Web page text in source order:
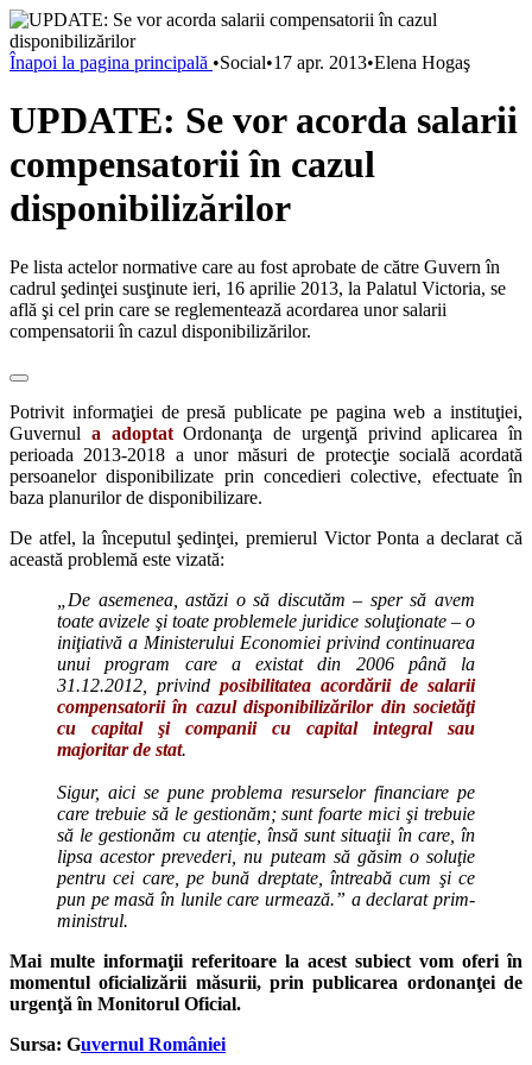
Înapoi la pagina principală •Social•17 apr. 2013•Elena Hogaş
UPDATE: Se vor acorda salarii
compensatorii în cazul
disponibilizărilor
Pe lista actelor normative care au fost aprobate de către Guvern în
cadrul şedinţei susţinute ieri, 16 aprilie 2013, la Palatul Victoria, se
află şi cel prin care se reglementează acordarea unor salarii
compensatorii în cazul disponibilizărilor.
Potrivit informaţiei de presă publicate pe pagina web a instituţiei,
Guvernul a adoptatOrdonanţa de urgenţă privind aplicarea în
perioada 2013-2018 a unor măsuri de protecţie socială acordată
persoanelor disponibilizate prin concedieri colective, efectuate în
baza planurilor de disponibilizare.
De atfel, la începutul şedinţei, premierul Victor Ponta a declarat că
această problemă este vizată:
„De asemenea, astăzi o să discutăm – sper să avem
toate avizele şi toate problemele juridice soluţionate – o
iniţiativă a Ministerului Economiei privind continuarea
unui program care a existat din 2006 până la
31.12.2012, privind posibilitatea acordării de salarii
compensatorii în cazul disponibilizărilor din societăţi
cu capital şi companii cu capital integral sau
majoritar de stat.
Sigur, aici se pune problema resurselor financiare pe
care trebuie să le gestionăm; sunt foarte mici şi trebuie
să le gestionăm cu atenţie, însă sunt situaţii în care, în
lipsa acestor prevederi, nu puteam să găsim o soluţie
pentru cei care, pe bună dreptate, întreabă cum şi ce
pun pe masă în lunile care urmează.” a declarat prim-
ministrul.
Mai multe informaţii referitoare la acest subiect vom oferi în
momentul oficializării măsurii, prin publicarea ordonanţei de
urgenţă în Monitorul Oficial.
Sursa: Guvernul României